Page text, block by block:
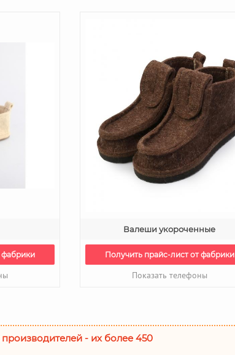
фабрики
Валеши укороченные
Получить прайс-лист от фабрики
Показать телефоны
- их более 450